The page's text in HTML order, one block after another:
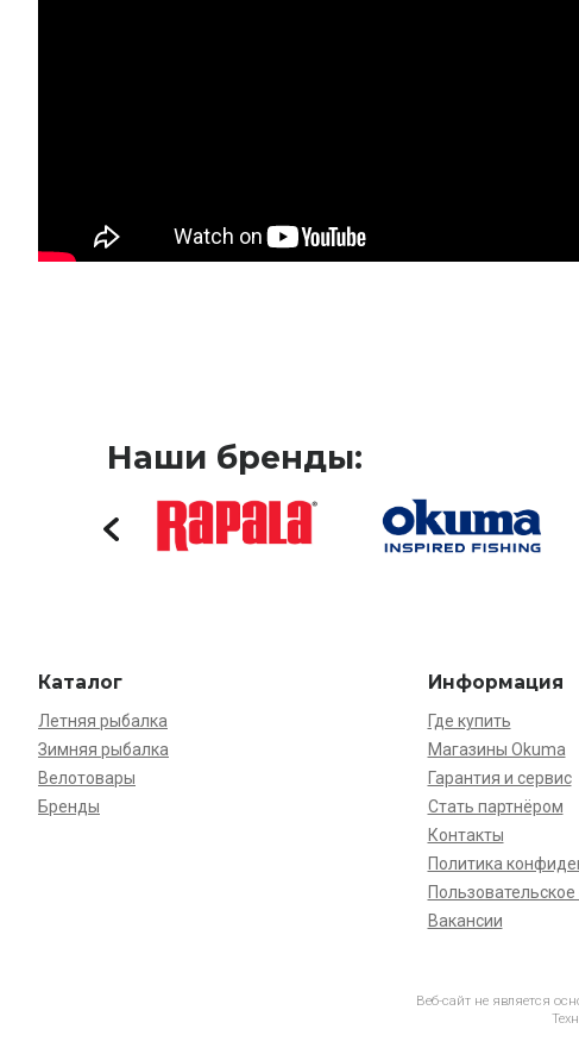
Наши бренды:
Каталог
Летняя рыбалка
Зимняя рыбалка
Велотовары
Бренды
Информация
Где купить
Магазины Okuma
Гарантия и сервис
Стать партнёром
Контакты
Политика
Вакансии
Веб-сайт не является